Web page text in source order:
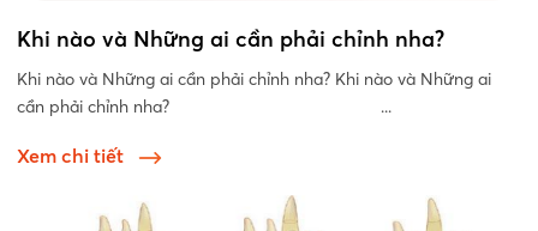
Khi nào và Những ai cần phải chỉnh nha?
Khi nào và Những ai cần phải chỉnh nha? Khi nào và Những ai
cần phải chỉnh nha? ...
Xem chi tiết